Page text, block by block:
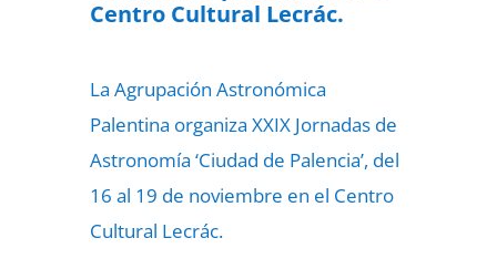
Centro Cultural Lecrác.
La Agrupación Astronómica
Palentina organiza XXIX Jornadas de
Astronomía ‘Ciudad de Palencia’, del
16 al 19 de noviembre en el Centro
Cultural Lecrác.